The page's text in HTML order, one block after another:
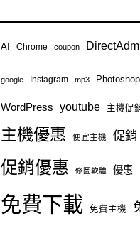
AI Chrome coupon
google Instagram mp3 Photoshop
WordPress youtube 主機促
主機優惠 便宜主機 促銷
促銷優惠 修圖軟體 優惠
免費下載 免費主機